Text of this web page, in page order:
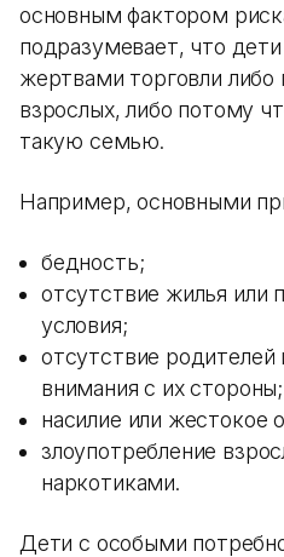
основным фактором
подразумевает, что
жертвами торговли либо
взрослых, либо потому
такую семью.
Например, основными
бедность;
отсутствие жилья или
условия;
отсутствие родителей
внимания с их стороны;
насилие или жестокое
злоупотребление
наркотиками.
Дети с особыми